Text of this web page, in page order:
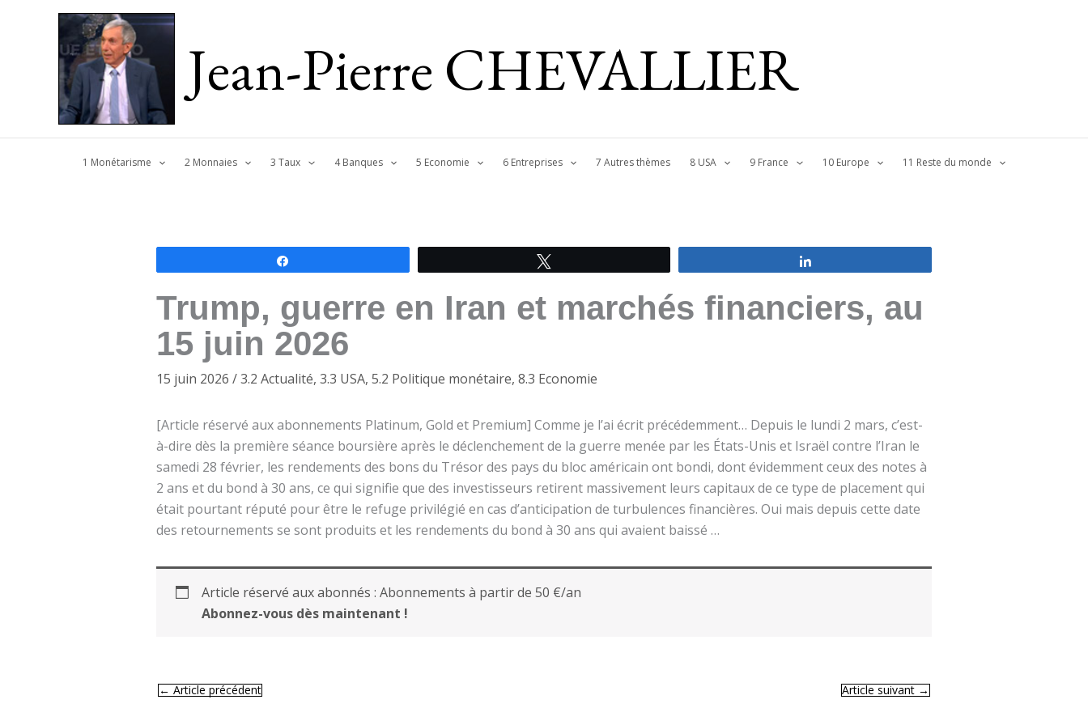
Jean-Pierre CHEVALLIER
1 Monétarisme 2 Monnaies 3 Taux 4 Banques 5 Economie 6 Entreprises 7 Autres thèmes 8 USA 9 France 10 Europe 11 Reste du monde
Trump, guerre en Iran et marchés financiers, au
15 juin 2026
15 juin 2026 /3.2 Actualité, 3.3 USA, 5.2 Politique monétaire, 8.3 Economie
[Article réservé aux abonnements Platinum, Gold et Premium] Comme je l’ai écrit précédemment… Depuis le lundi 2 mars, c’est-
à-dire dès la première séance boursière après le déclenchement de la guerre menée par les États-Unis et Israël contre l’Iran le
samedi 28 février, les rendements des bons du Trésor des pays du bloc américain ont bondi, dont évidemment ceux des notes à
2 ans et du bond à 30 ans, ce qui signifie que des investisseurs retirent massivement leurs capitaux de ce type de placement qui
était pourtant réputé pour être le refuge privilégié en cas d’anticipation de turbulences financières. Oui mais depuis cette date
des retournements se sont produits et les rendements du bond à 30 ans qui avaient baissé …
Article réservé aux abonnés : Abonnements à partir de 50 €/an
Abonnez-vous dès maintenant !
← Article précédent Article suivant →